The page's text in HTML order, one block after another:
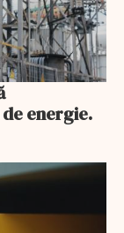
energie.